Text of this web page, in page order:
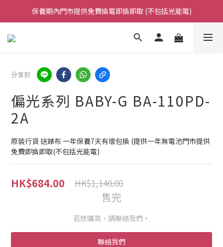
凡購買任何產品滿$500免運費（香港/澳門）
保養期內門市提供免費換電即換即取 (不包括光能電)
凡購買任何產品滿$500免運費（香港/澳門）
分享到
偏光系列 BABY-G BA-110PD-
2A
原裝行貨 送錶布 一年保養7天有壞包換 (提供一年無電池門市提供
免費即換即取(不包括光能電)
HK$684.00 HK$1,140.00
售完
若想購買，請聯絡我們。
聯絡我們